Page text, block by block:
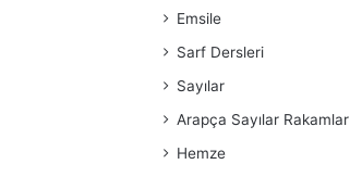
Emsile
Sarf Dersleri
Sayılar
Arapça Sayılar Rakamlar
Hemze